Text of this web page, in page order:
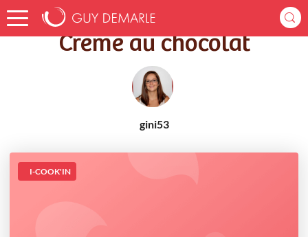
Accueil Recettes Creme au chocolat
Creme au chocolat
gini53
I-COOK'IN